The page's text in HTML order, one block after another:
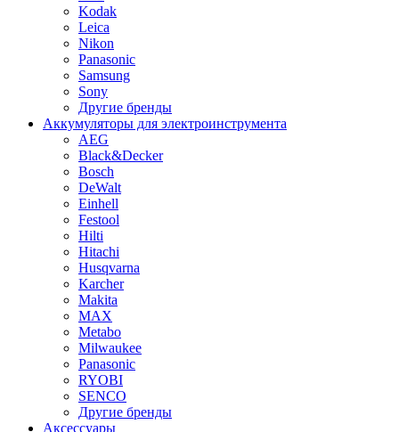
Kodak
Leica
Nikon
Panasonic
Samsung
Sony
Другие бренды
Аккумуляторы для электроинструмента
AEG
Black&Decker
Bosch
DeWalt
Einhell
Festool
Hilti
Hitachi
Husqvarna
Karcher
Makita
MAX
Metabo
Milwaukee
Panasonic
RYOBI
SENCO
Другие бренды
Аксессуары